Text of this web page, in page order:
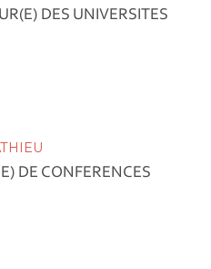
DES UNIVERSITES
DE CONFERENCES